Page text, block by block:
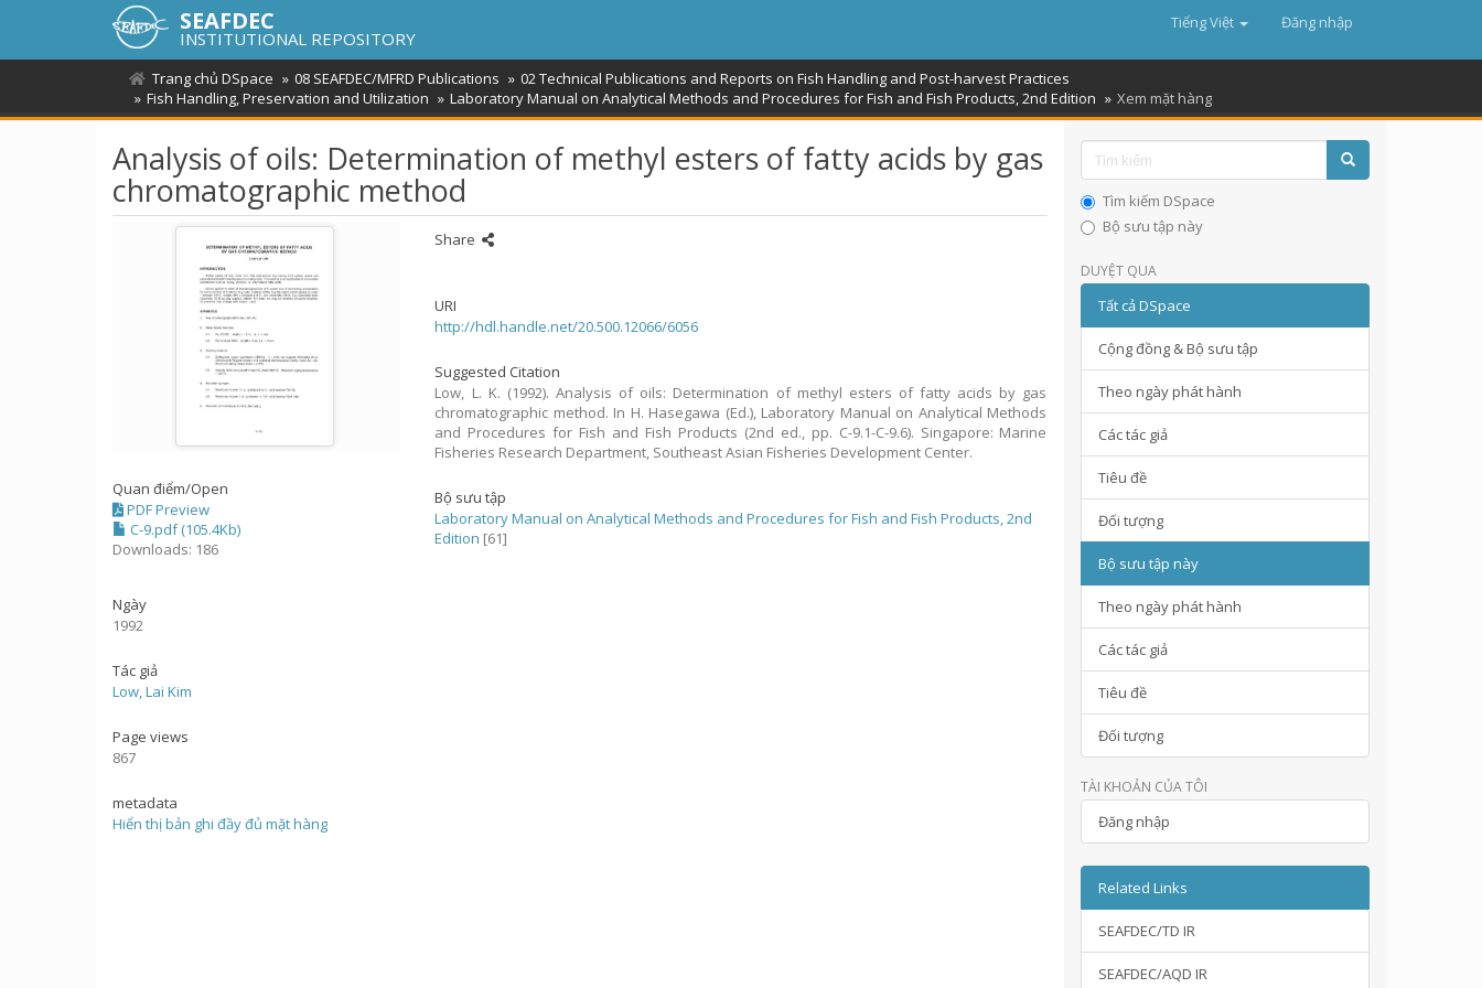
SEAFDEC
INSTITUTIONAL REPOSITORY
Tiếng Việt Đăng nhập
Trang chủ DSpace 08 SEAFDEC/MFRD Publications
02 Technical Publications and Reports on Fish Handling and Post-harvest Practices
Fish Handling, Preservation and Utilization
Laboratory Manual on Analytical Methods and Procedures for Fish and Fish Products, 2nd Edition Xem mặt hàng
Analysis of oils: Determination of methyl esters of fatty acids by gas
chromatographic method
Quan điểm/Open
PDF Preview
C-9.pdf (105.4Kb)
Downloads: 186
Ngày
1992
Tác giả
Low, Lai Kim
Page views
867
metadata
Hiển thị bản ghi đầy đủ mặt hàng
Share
URI
http://hdl.handle.net/20.500.12066/6056
Suggested Citation
Low, L. K. (1992). Analysis of oils: Determination of methyl esters of fatty acids by gas
chromatographic method. In H. Hasegawa (Ed.), Laboratory Manual on Analytical Methods
and Procedures for Fish and Fish Products (2nd ed., pp. C-9.1-C-9.6). Singapore: Marine
Fisheries Research Department, Southeast Asian Fisheries Development Center.
Bộ sưu tập
Laboratory Manual on Analytical Methods and Procedures for Fish and Fish Products, 2nd
Edition [61]
Tìm kiếm DSpace
Bộ sưu tập này
DUYỆT QUA
Tất cả DSpace
Cộng đồng & Bộ sưu tập
Theo ngày phát hành
Các tác giả
Tiêu đề
Đối tượng
Bộ sưu tập này
Theo ngày phát hành
Các tác giả
Tiêu đề
Đối tượng
TÀI KHOẢN CỦA TÔI
Đăng nhập
Related Links
SEAFDEC/TD IR
SEAFDEC/AQD IR